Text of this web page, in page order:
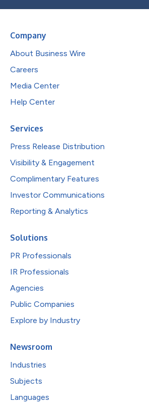
Company
About Business Wire
Careers
Media Center
Help Center
Services
Press Release Distribution
Visibility & Engagement
Complimentary Features
Investor Communications
Reporting & Analytics
Solutions
PR Professionals
IR Professionals
Agencies
Public Companies
Explore by Industry
Newsroom
Industries
Subjects
Languages